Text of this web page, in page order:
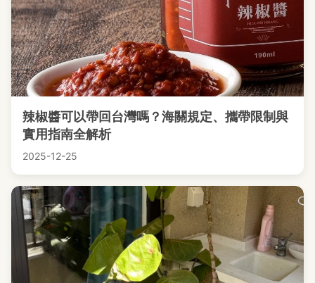
辣椒醬可以帶回台灣嗎？海關規定、攜帶限制與
實用指南全解析
2025-12-25